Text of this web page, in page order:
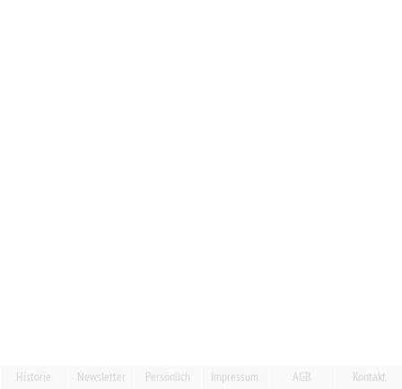
Historie Newsletter Persönlich Impressum AGB Kontakt